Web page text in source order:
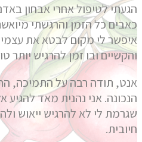
הגעתי לטיפול אחרי אבחון
כאבים כל הזמן והרגשתי
איפשר לי מקום לבטא את
והקשיים ובו זמן להרגיש יותר
אנט, תודה רבה על התמיכה,
הנכונה. אני נהנית מאד להגיע
שגרמת לי לא להרגיש ייאוש
חיובית.